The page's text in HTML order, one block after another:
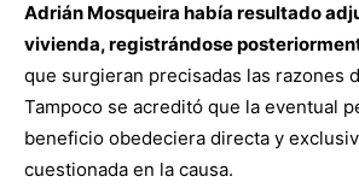
Adrián Mosqueira había resultado
vivienda, registrándose
que surgieran precisadas las razones
Tampoco se acreditó que la eventual
beneficio obedeciera directa y
cuestionada en la causa.